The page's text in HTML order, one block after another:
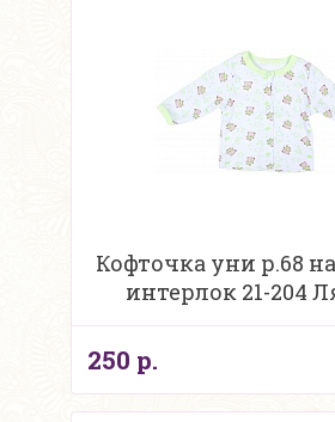
Кофточка уни р.68
интерлок 21-204
250 р.